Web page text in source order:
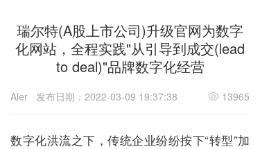
瑞尔特(A股上市公司)升级官网为数字
化网站，全程实践"从引导到成交(lead
to deal)"品牌数字化经营
Aler 发布日期：2022-03-09 19:37:38 13965
数字化洪流之下，传统企业纷纷按下“转型”加